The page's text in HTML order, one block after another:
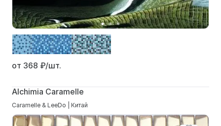
от 368 ₽/шт.
Alchimia Caramelle
Caramelle & LeeDo | Китай